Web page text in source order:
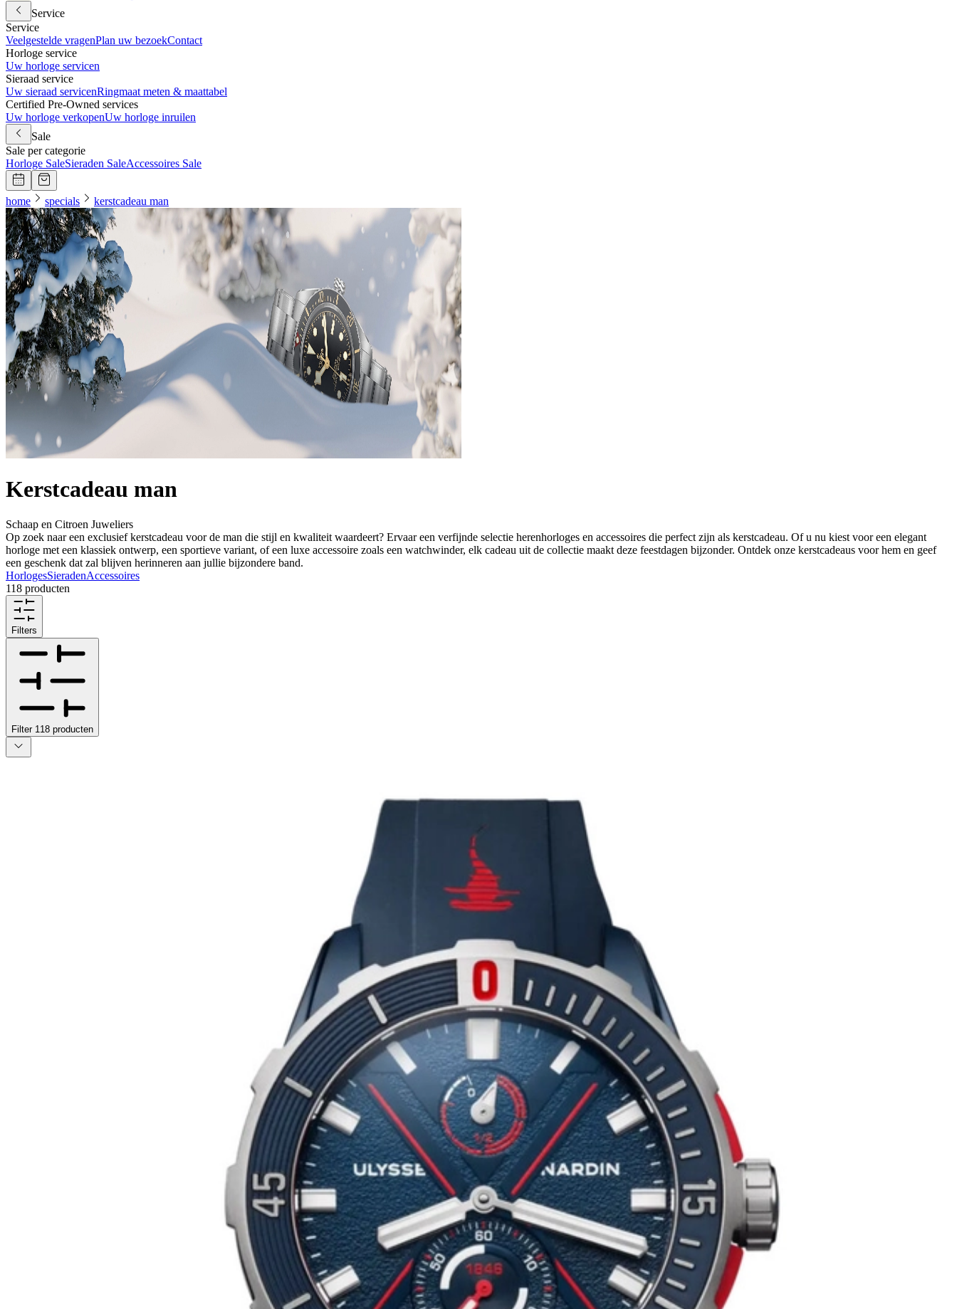
Service
Service
Veelgestelde vragenPlan uw bezoekContact
Horloge service
Uw horloge servicen
Sieraad service
Uw sieraad servicenRingmaat meten & maattabel
Certified Pre-Owned services
Uw horloge verkopenUw horloge inruilen
Sale
Sale per categorie
Horloge SaleSieraden SaleAccessoires Sale
home specials kerstcadeau man
Kerstcadeau man
Schaap en Citroen Juweliers
Op zoek naar een exclusief kerstcadeau voor de man die stijl en kwaliteit waardeert? Ervaar een verfijnde selectie herenhorloges en accessoires die perfect zijn als kerstcadeau. Of u nu kiest voor een elegant
horloge met een klassiek ontwerp, een sportieve variant, of een luxe accessoire zoals een watchwinder, elk cadeau uit de collectie maakt deze feestdagen bijzonder. Ontdek onze kerstcadeaus voor hem en geef
een geschenk dat zal blijven herinneren aan jullie bijzondere band.
HorlogesSieradenAccessoires
118 producten
Filters
Filter 118 producten